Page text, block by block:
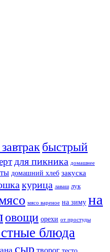
быстрый
для пикника домашнее
домашний хлеб закуска
курица лаваш лук
мясо вареное на зиму на
овощи орехи от простуды
блюда
сыр